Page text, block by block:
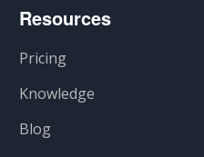
Resources
Pricing
Knowledge
Blog